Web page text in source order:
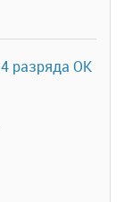
разряда ОК